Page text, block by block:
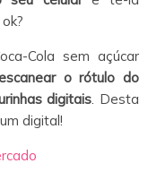
Cola sem açúcar
o rótulo do
digitais. Desta
digital!